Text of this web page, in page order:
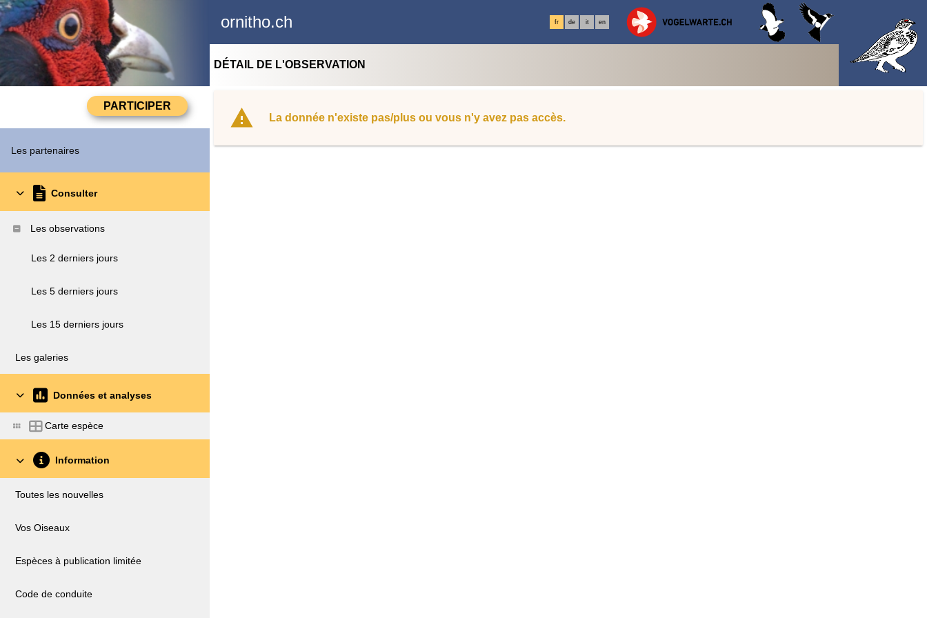
ornitho.ch fr de it en
Les partenaires
Consulter
Les observations
Les 2 derniers jours
Les 5 derniers jours
Les 15 derniers jours
Les galeries
Données et analyses
Carte espèce
Information
Toutes les nouvelles
Vos Oiseaux
Espèces à publication limitée
Code de conduite
DÉTAIL DE L'OBSERVATION
La donnée n'existe pas/plus ou vous n'y avez pas accès.